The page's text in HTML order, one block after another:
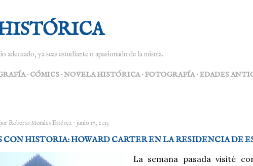
adecuado, ya seas estudiante o apasionado de la misma.
CÓMICS NOVELA HISTÓRICA FOTOGRAFÍA EDADES
Roberto Morales Estévez junio 17, 2013
CON HISTORIA: HOWARD CARTER EN LA RESIDENCIA DE
La semana pasada visité